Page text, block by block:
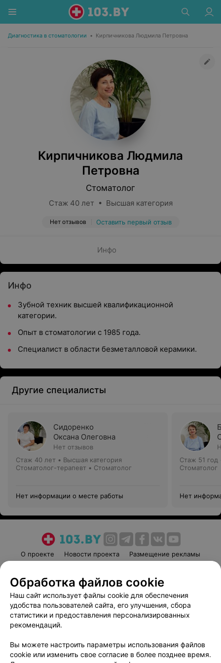
Диагностика в стоматологии • Кирпичникова Людмила Петровна
Кирпичникова Людмила
Петровна
Стоматолог
Стаж 40 лет • Высшая категория
Нет отзывов Оставить первый отзыв
Инфо
Инфо
Зубной техник высшей квалификационной
категории.
Опыт в стоматологии с 1985 года.
Специалист в области безметалловой керамики.
Другие специалисты
Сидоренко
Оксана Олеговна
Нет отзывов
Стаж 40 лет • Высшая категория
Стоматолог-терапевт • Стоматолог
Нет информации о месте работы
Стаж 51 год
Стоматолог
Нет
О проекте Новости проекта
Размещение рекламы
Пользовательское соглашение
Способы оплаты
Вакансии
Партнеры
Написать руководителю 103.by
Обработка персональных данных
Обработка файлов cookie
Наш сайт использует файлы cookie для обеспечения
удобства пользователей сайта, его улучшения, сбора
статистики и предоставления персонализированных
рекомендаций.
Вы можете настроить параметры использования файлов
cookie или изменить свое согласие в более позднее время.